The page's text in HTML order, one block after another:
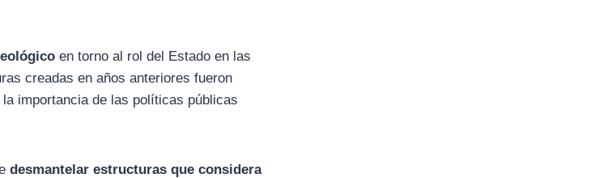
en torno al rol del Estado en las
creadas en años anteriores fueron
importancia de las políticas públicas
desmantelar estructuras que considera